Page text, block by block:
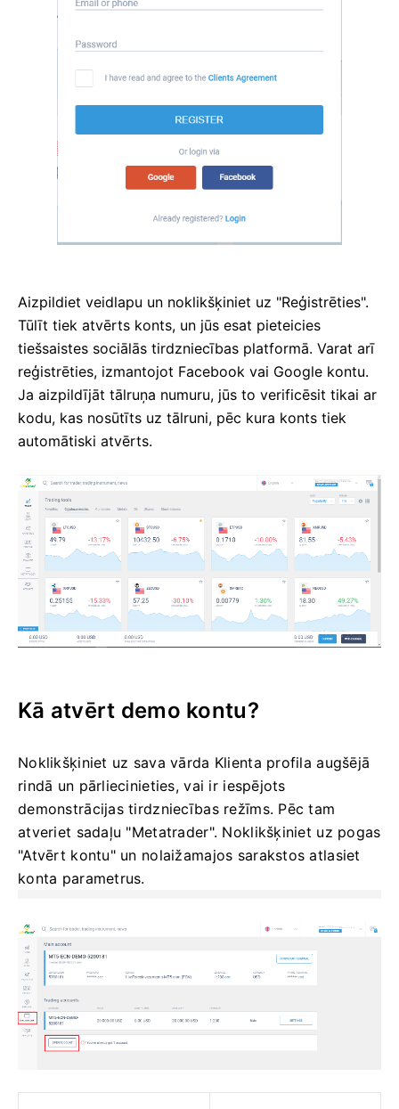
Aizpildiet veidlapu un noklikšķiniet uz "Reģistrēties".
Tūlīt tiek atvērts konts, un jūs esat pieteicies
tiešsaistes sociālās tirdzniecības platformā. Varat arī
reģistrēties, izmantojot Facebook vai Google kontu.
Ja aizpildījāt tālruņa numuru, jūs to verificēsit tikai ar
kodu, kas nosūtīts uz tālruni, pēc kura konts tiek
automātiski atvērts.
Kā atvērt demo kontu?
Noklikšķiniet uz sava vārda Klienta profila augšējā
rindā un pārliecinieties, vai ir iespējots
demonstrācijas tirdzniecības režīms. Pēc tam
atveriet sadaļu "Metatrader". Noklikšķiniet uz pogas
"Atvērt kontu" un nolaižamajos sarakstos atlasiet
konta parametrus.